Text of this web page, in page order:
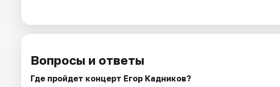
Вопросы и ответы
Где пройдет концерт Егор Кадников?